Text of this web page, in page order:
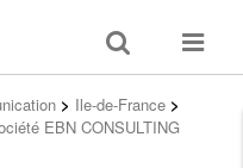
Toggle
search
Toggle
> Ile-de-France >
EBN CONSULTING